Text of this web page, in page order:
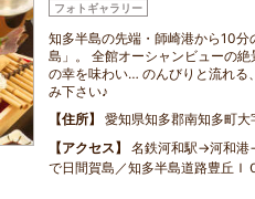
フォトギャラリー
知多半島の先端・師崎港から10分
島」。 全館オーシャンビューの
の幸を味わい… のんびりと流れる
み下さい♪
住所
愛知県知多郡南知多町
アクセス
名鉄河和駅→河和港
で日間賀島／知多半島道路豊丘Ｉ